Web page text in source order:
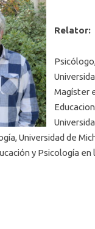
Relator:
Magíster
Universidad de
y Psicología en